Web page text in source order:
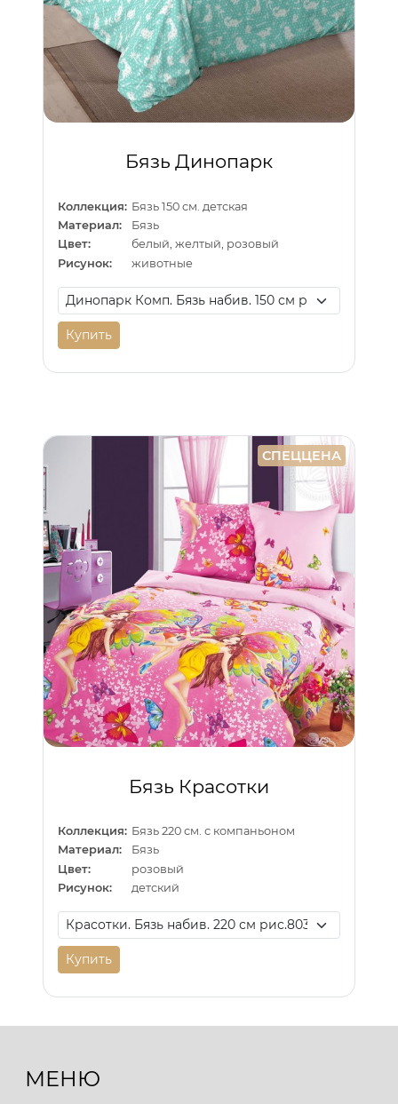
Бязь Динопарк
Коллекция: Бязь 150 см. детская
Материал:
Бязь
Цвет:
белый, желтый, розовый
Рисунок:
животные
Купить
СПЕЦЦЕНА
Бязь Красотки
Коллекция: Бязь 220 см. с компаньоном
Материал:
Бязь
Цвет:
розовый
Рисунок:
детский
Купить
МЕНЮ